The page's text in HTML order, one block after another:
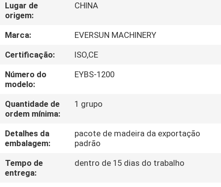
SHOW
DE
RV
SOBRE
NÓS
EXCURSÃO
DA
FÁBRICA
Lugar de
origem:
CHINA
Marca:
EVERSUN MACHINERY
Certificação:
ISO,CE
Número do
modelo:
EYBS-1200
Quantidade de
ordem mínima:
1 grupo
Detalhes da
embalagem:
pacote de madeira da exportação
padrão
Tempo de
entrega:
dentro de 15 dias do trabalho